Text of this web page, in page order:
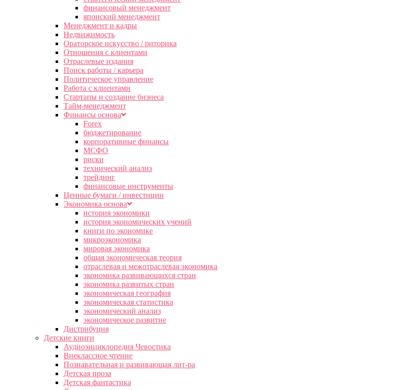
финансовый менеджмент
японский менеджмент
Менеджмент и кадры
Недвижимость
Ораторское искусство / риторика
Отношения с клиентами
Отраслевые издания
Поиск работы / карьера
Политическое управление
Работа с клиентами
Стартапы и создание бизнеса
Тайм-менеджмент
Финансы основа
Forex
бюджетирование
корпоративные финансы
МСФО
риски
технический анализ
трейдинг
финансовые инструменты
Ценные бумаги / инвестиции
Экономика основа
история экономики
история экономических учений
книги по экономике
микроэкономика
мировая экономика
общая экономическая теория
отраслевая и межотраслевая экономика
экономика развивающихся стран
экономика развитых стран
экономическая география
экономическая статистика
экономический анализ
экономическое развитие
Дистрибуция
Детские книги
Аудиоэнциклопедия Чевостика
Внеклассное чтение
Познавательная и развивающая лит-ра
Детская проза
Детская фантастика